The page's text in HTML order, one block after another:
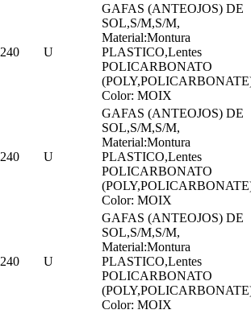
240 U
GAFAS (ANTEOJOS) DE
SOL,S/M,S/M,
Material:Montura
PLASTICO,Lentes
POLICARBONATO
Color: MOIX
240 U
GAFAS (ANTEOJOS) DE
SOL,S/M,S/M,
Material:Montura
PLASTICO,Lentes
POLICARBONATO
Color: MOIX
240 U
GAFAS (ANTEOJOS) DE
SOL,S/M,S/M,
Material:Montura
PLASTICO,Lentes
POLICARBONATO
Color: MOIX